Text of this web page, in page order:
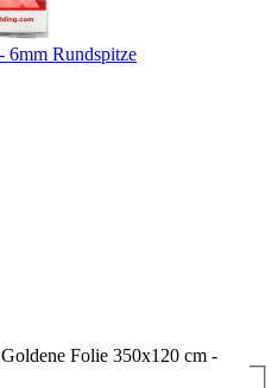
6mm Rundspitze
Folie 350x120 cm -